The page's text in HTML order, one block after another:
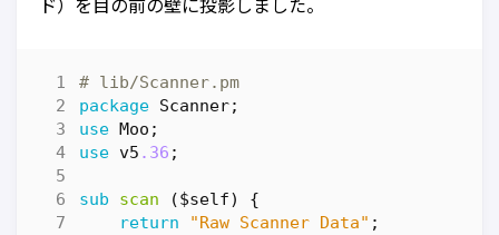
ド）を目の前の壁に投影しました。
# lib/Scanner.pm
package Scanner;
use Moo ;
use v5 .36 ;
sub scan
($self) {
return
"Raw Scanner Data" ;